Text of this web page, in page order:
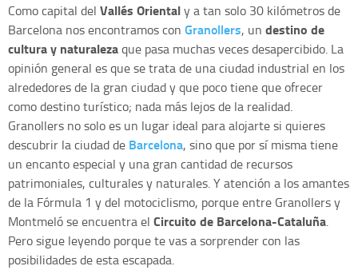
Como capital del Vallés Orientaly a tan solo 30 kilómetros de
Barcelona nos encontramos con Granollers, un destino de
cultura y naturalezaque pasa muchas veces desapercibido. La
opinión general es que se trata de una ciudad industrial en los
alrededores de la gran ciudad y que poco tiene que ofrecer
como destino turístico; nada más lejos de la realidad.
Granollers no solo es un lugar ideal para alojarte si quieres
descubrir la ciudad de Barcelona, sino que por sí misma tiene
un encanto especial y una gran cantidad de recursos
patrimoniales, culturales y naturales. Y atención a los amantes
de la Fórmula 1 y del motociclismo, porque entre Granollers y
Montmeló se encuentra el Circuito de Barcelona-Cataluña.
Pero sigue leyendo porque te vas a sorprender con las
posibilidades de esta escapada.